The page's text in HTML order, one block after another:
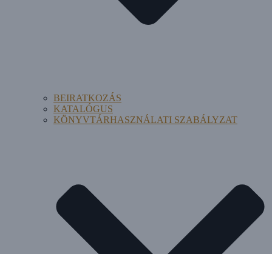
BEIRATKOZÁS
KATALÓGUS
KÖNYVTÁRHASZNÁLATI SZABÁLYZAT